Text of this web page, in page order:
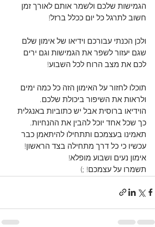
הגמישות שלכם ולשמר אותם לאורך זמן
חשוב לתרגל כל יום ככלל ברזל!
ולכן הכנתי עבורכם וידיאו של אימון שלם
שגם יעזור לשפר את הגמישות וגם ירים
לכם את מצב הרוח לכל השבוע!
תוכלו לחזור על האימון הזה כל כמה ימים
ולראות את השיפור ביכולת שלכם.
הוידיאו ברוסית אבל יש כתוביות באנגלית
כך שכל אחד יוכל להבין את ההנחיות.
תאמינו בעצמכם ותתחילו להיתאמן כבר
עכשיו כי כל דרך מתחילה בצד הראשון!
אימון נעים ושבוע מופלא!
תשמרו על עצמכם! ;)